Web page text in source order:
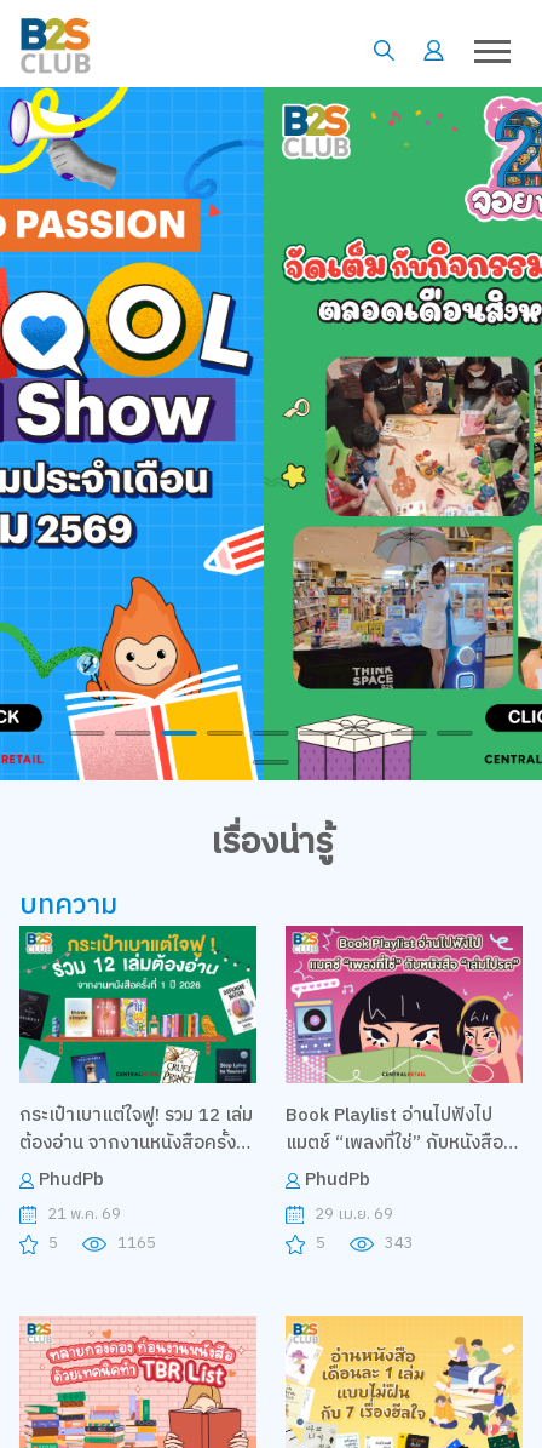
เรื่องน่ารู้
บทความ
กระเป๋าเบาแต่ใจฟู! รวม 12 เล่ม
ต้องอ่าน จากงานหนังสือครั้งที่
1 ปี 2026
PhudPb
21 พ.ค. 69
5
1165
Book Playlist อ่านไปฟังไป
แมตช์ “เพลงที่ใช่” กับหนังสือ
“เล่มโปรด”
PhudPb
29 เม.ย. 69
5
343